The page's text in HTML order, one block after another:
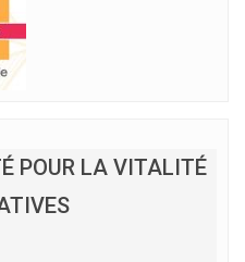
POUR LA VITALITÉ